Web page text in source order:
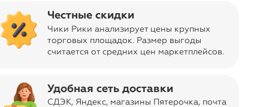
Честные скидки
Чики Рики анализирует цены крупных
торговых площадок. Размер выгоды
считается от средних цен маркетплейсов.
Удобная сеть доставки
СДЭК, Яндекс, магазины Пятерочка, почта